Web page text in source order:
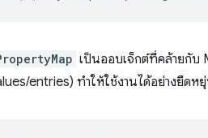
เป็นออบเจ็กต์ที่คล้ายกับ
entries) ทำให้ใช้งานได้อย่างยืดห